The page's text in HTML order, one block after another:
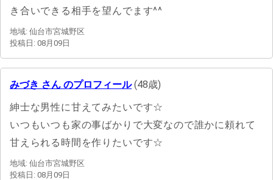
き合いできる相手を望んでます^^
地域: 仙台市宮城野区
投稿日: 08月09日
みづき さん のプロフィール(48歳)
紳士な男性に甘えてみたいです☆
いつもいつも家の事ばかりで大変なので誰かに頼れて
甘えられる時間を作りたいです☆
地域: 仙台市宮城野区
投稿日: 08月09日